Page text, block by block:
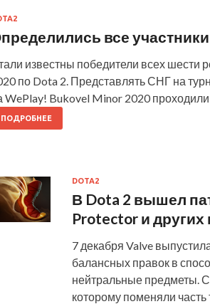
все
известны победители всех шести
по Dota 2. Представлять СНГ на
WePlay! Bukovel Minor 2020
ПОДРОБНЕЕ
DOTA2
В Dota 2 вышел
Protector и других
7 декабря Valve
балансных правок в
нейтральные предметы.
которому поменяли